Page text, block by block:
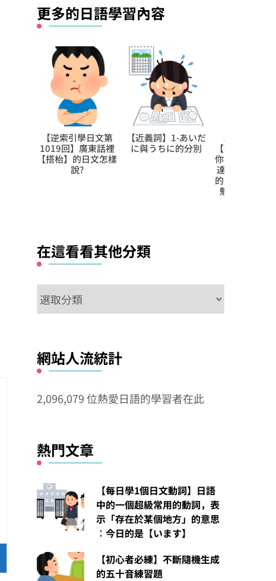
更多的日語學習內容
1日學5個日文的
【難讀漢字】，很快
你的語彙量就是高手
達人級別!! 第112日
【逆索引學日文第
1432回】廣東話裡
【難讀漢字
你的語彙量
杖‧無花果
在這看看其他分類
在
這
其
分
網站人流統計
2,096,079 位熱愛日語的學習者在此
熱門文章
【每日學1個日文動詞】日語
中的一個超級常用的動詞，表
示「存在於某個地方」的意思
︰今日的是【います】
【初心者必練】不斷隨機生成
的五十音練習題